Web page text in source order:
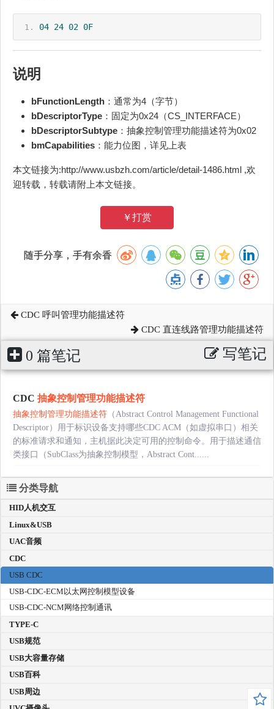
04 24 02 0F
说明
bFunctionLength ：通常为4（字节）
bDescriptorType ：固定为0x24（CS_INTERFACE）
bDescriptorSubtype ：抽象控制管理功能描述符为0x02
bmCapabilities ：能力位图，详见上表
本文链接为:http://www.usbzh.com/article/detail-1486.html ,欢
迎转载，转载请附上本文链接。
￥打赏
随手分享，手有余香
CDC 呼叫管理功能描述符
CDC 直连线路管理功能描述符
0 篇笔记 写笔记
CDC 抽象控制管理功能描述符
抽象控制管理功能描述符 （Abstract Control Management Functional
Descriptor）用于标识设备支持哪些CDC ACM（如虚拟串口）相关
的标准请求和通知，主机据此决定可用的控制命令。用于描述通信
类接口（SubClass为抽象控制模型，Abstract Cont......
分类导航
HID人机交互
Linux&USB
UAC音频
CDC
USB CDC
USB-CDC-ECM以太网控制模型设备
USB-CDC-NCM网络控制通讯
TYPE-C
USB规范
USB大容量存储
USB百科
USB周边